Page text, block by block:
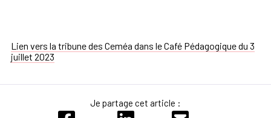
Lien vers la tribune des Ceméa dans le Café Pédagogique du 3
juillet 2023
Je partage cet article :